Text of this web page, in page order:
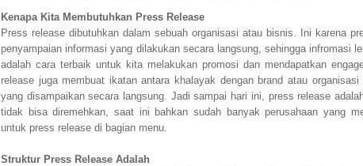
Kenapa Kita Membutuhkan Press Release
Press release dibutuhkan dalam sebuah organisasi atau bisnis. Ini karena
penyampaian informasi yang dilakukan secara langsung, sehingga infromasi
adalah cara terbaik untuk kita melakukan promosi dan mendapatkan
release juga membuat ikatan antara khalayak dengan brand atau
yang disampaikan secara langsung. Jadi sampai hari ini, press release
tidak bisa diremehkan, saat ini bahkan sudah banyak perusahaan yang
untuk press release di bagian menu.
Struktur Press Release Adalah